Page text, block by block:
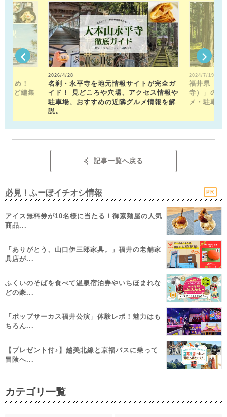
とめ！
など編集
2026/4/28
名刹・永平寺を地元情報サイトが完全ガ
イド！ 見どころや穴場、アクセス情報や
駐車場、おすすめの近隣グルメ情報を解
説。
2024/7/19
福井県「平
寺）」の見
メ・駐車
記事一覧へ戻る
必見！ふーぽイチオシ情報 PR
アイス無料券が10名様に当たる！御素麺屋の人気
商品...
「ありがとう、山口伊三郎家具。」福井の老舗家
具店が...
ふくいのそばを食べて温泉宿泊券やいちほまれな
どの豪...
「ポップサーカス福井公演」体験レポ！魅力はも
ちろん...
【プレゼント付♪】越美北線と京福バスに乗って
冒険へ...
カテゴリ一覧